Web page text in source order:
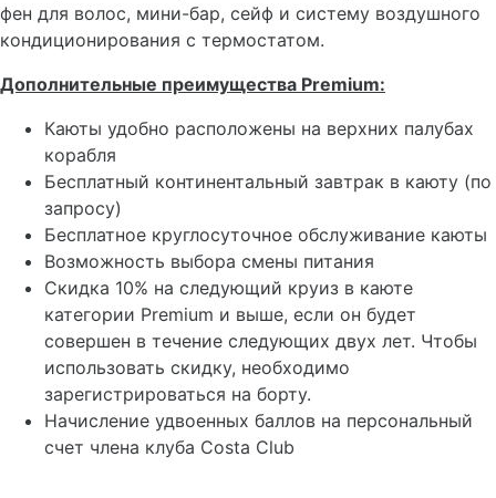
фен для волос, мини-бар, сейф и систему воздушного
кондиционирования с термостатом.
Дополнительные преимущества Premium:
Каюты удобно расположены на верхних палубах
корабля
Бесплатный континентальный завтрак в каюту (по
запросу)
Бесплатное круглосуточное обслуживание каюты
Возможность выбора смены питания
Скидка 10% на следующий круиз в каюте
категории Premium и выше, если он будет
совершен в течение следующих двух лет. Чтобы
использовать скидку, необходимо
зарегистрироваться на борту.
Начисление удвоенных баллов на персональный
счет члена клуба Costa Club